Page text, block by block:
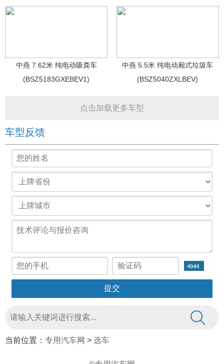
中燕 7.62米 纯电动吸粪车
(BSZ5183GXEBEV1)
中燕 5.5米 纯电动厢式垃圾车
(BSZ5040ZXLBEV)
点击加载更多车型
车型反馈
当前位置： 专用汽车网 > 选车